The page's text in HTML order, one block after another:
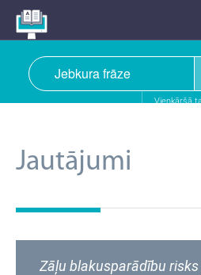
Vienkāršā
Jautājumi
Zāļu blakusparādību risks